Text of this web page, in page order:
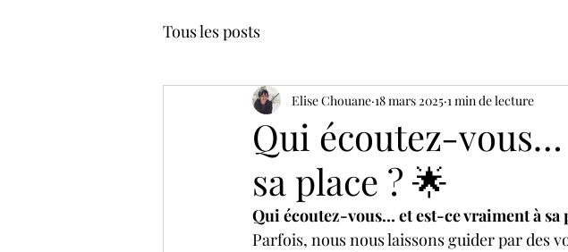
Tous les posts
Qui écoutez-
sa place ? 🌟
Elise Chouane 18 mars 2025 1 min de lecture
Qui écoutez-vous… et est-ce vraiment à sa
Parfois, nous nous laissons guider par des